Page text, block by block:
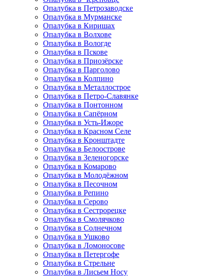
Опалубка в Петрозаводске
Опалубка в Мурманске
Опалубка в Киришах
Опалубка в Волхове
Опалубка в Вологде
Опалубка в Пскове
Опалубка в Приозёрске
Опалубка в Парголово
Опалубка в Колпино
Опалубка в Металлострое
Опалубка в Петро-Славянке
Опалубка в Понтонном
Опалубка в Сапёрном
Опалубка в Усть-Ижоре
Опалубка в Красном Селе
Опалубка в Кронштадте
Опалубка в Белоострове
Опалубка в Зеленогорске
Опалубка в Комарово
Опалубка в Молодёжном
Опалубка в Песочном
Опалубка в Репино
Опалубка в Серово
Опалубка в Сестрорецке
Опалубка в Смолячково
Опалубка в Солнечном
Опалубка в Ушково
Опалубка в Ломоносове
Опалубка в Петергофе
Опалубка в Стрельне
Опалубка в Лисьем Носу